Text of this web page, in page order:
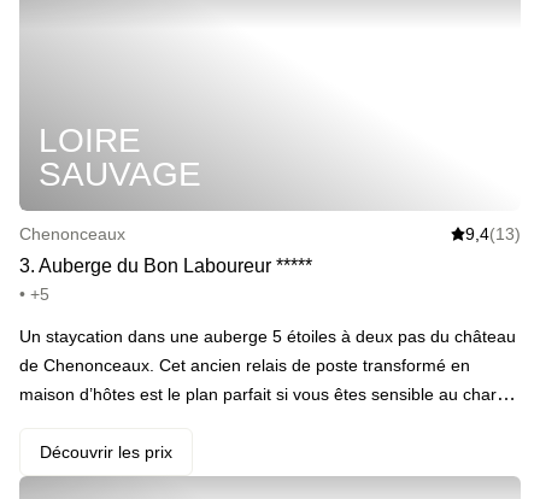
au parc et accompagné des plus belles bouteilles de la Loire.
LOIRE
SAUVAGE
Chenonceaux 9,4(13)
3. Auberge du Bon Laboureur *****
• +5
Un staycation dans une auberge 5 étoiles à deux pas du château
de Chenonceaux. Cet ancien relais de poste transformé en
maison d’hôtes est le plan parfait si vous êtes sensible au charme
chauffée à 32 degrés, au jacuzzi extérieur et au puits scandinave
glacé. Un cocktail par personne pour commencer la soirée, suivi
Découvrir les prix